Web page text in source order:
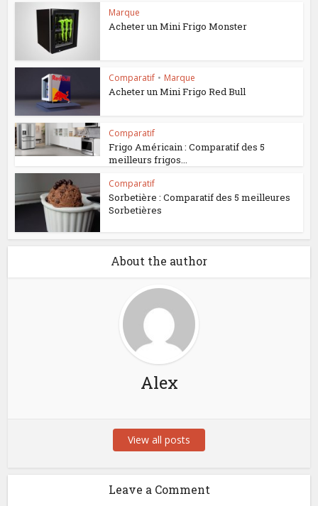
Marque
Acheter un Mini Frigo Monster
Comparatif • Marque
Acheter un Mini Frigo Red Bull
Comparatif
Frigo Américain : Comparatif des 5
meilleurs frigos...
Comparatif
Sorbetière : Comparatif des 5 meilleures
Sorbetières
About the author
Alex
View all posts
Leave a Comment